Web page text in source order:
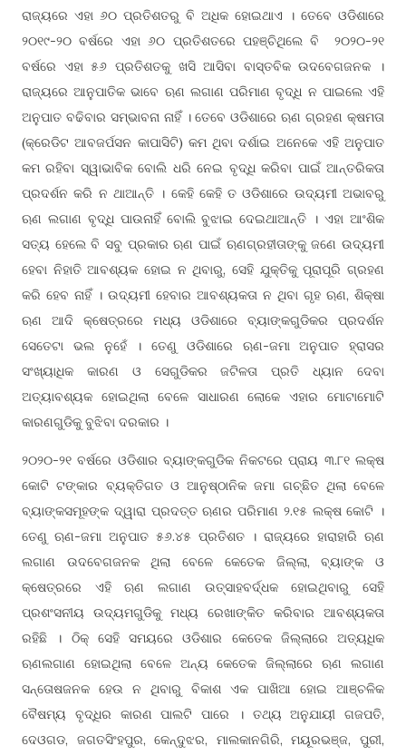
ରାଜ୍ୟରେ ଏହା ୬୦ ପ୍ରତିଶତରୁ ବି ଅଧିକ ହୋଇଥାଏ । ତେବେ ଓଡିଶାରେ
୨୦୧୯-୨୦ ବର୍ଷରେ ଏହା ୬୦ ପ୍ରତିଶତରେ ପହଞ୍ଚିଥିଲେ ବି ୨୦୨୦-୨୧
ବର୍ଷରେ ଏହା ୫୬ ପ୍ରତିଶତକୁ ଖସି ଆସିବା ବାସ୍ତବିକ ଉଦବେଗଜନକ ।
ରାଜ୍ୟରେ ଆନୁପାତିକ ଭାବେ ଋଣ ଲଗାଣ ପରିମାଣ ବୃଦ୍ଧି ନ ପାଇଲେ ଏହି
ଅନୁପାତ ବଢିବାର ସମ୍ଭାବନା ନାହିଁ । ତେବେ ଓଡିଶାରେ ଋଣ ଗ୍ରହଣ କ୍ଷମତା
(କ୍ରେଡିଟ ଆବଜର୍ପସନ କାପାସିଟି) କମ ଥିବା ଦର୍ଶାଇ ଅନେକେ ଏହି ଅନୁପାତ
କମ ରହିବା ସ୍ୱାଭାବିକ ବୋଲି ଧରି ନେଇ ବୃଦ୍ଧି କରିବା ପାଇଁ ଆନ୍ତରିକତା
ପ୍ରଦର୍ଶନ କରି ନ ଥାଆନ୍ତି । କେହି କେହି ତ ଓଡିଶାରେ ଉଦ୍ୟମୀ ଅଭାବରୁ
ଋଣ ଲଗାଣ ବୃଦ୍ଧି ପାଉନାହିଁ ବୋଲି ବୁଝାଇ ଦେଇଥାଆନ୍ତି । ଏହା ଆଂଶିକ
ସତ୍ୟ ହେଲେ ବି ସବୁ ପ୍ରକାର ଋଣ ପାଇଁ ଋଣଗ୍ରହୀତାଙ୍କୁ ଜଣେ ଉଦ୍ୟମୀ
ହେବା ନିହାତି ଆବଶ୍ୟକ ହୋଇ ନ ଥିବାରୁ, ସେହି ଯୁକ୍ତିକୁ ପୂରାପୂରି ଗ୍ରହଣ
କରି ହେବ ନାହିଁ । ଉଦ୍ୟମୀ ହେବାର ଆବଶ୍ୟକତା ନ ଥିବା ଗୃହ ଋଣ, ଶିକ୍ଷା
ଋଣ ଆଦି କ୍ଷେତ୍ରରେ ମଧ୍ୟ ଓଡିଶାରେ ବ୍ୟାଙ୍କଗୁଡିକର ପ୍ରଦର୍ଶନ
ସେତେଟା ଭଲ ନୁହେଁ । ତେଣୁ ଓଡିଶାରେ ଋଣ-ଜମା ଅନୁପାତ ହ୍ରାସର
ସଂଖ୍ୟାଧିକ କାରଣ ଓ ସେଗୁଡିକର ଜଟିଳତା ପ୍ରତି ଧ୍ୟାନ ଦେବା
ଅତ୍ୟାବଶ୍ୟକ ହୋଇଥିଲା ବେଳେ ସାଧାରଣ ଲୋକେ ଏହାର ମୋଟାମୋଟି
କାରଣଗୁଡିକୁ ବୁଝିବା ଦରକାର ।
୨୦୨୦-୨୧ ବର୍ଷରେ ଓଡିଶାର ବ୍ୟାଙ୍କଗୁଡିକ ନିକଟରେ ପ୍ରାୟ ୩.୮୧ ଲକ୍ଷ
କୋଟି ଟଙ୍କାର ବ୍ୟକ୍ତିଗତ ଓ ଆନୁଷ୍ଠାନିକ ଜମା ଗଚ୍ଛିତ ଥିଲା ବେଳେ
ବ୍ୟାଙ୍କସମୂହଙ୍କ ଦ୍ୱାରା ପ୍ରଦତ୍ତ ଋଣର ପରିମାଣ ୨.୧୫ ଲକ୍ଷ କୋଟି ।
ତେଣୁ ଋଣ-ଜମା ଅନୁପାତ ୫୬.୪୫ ପ୍ରତିଶତ । ରାଜ୍ୟରେ ହାରାହାରି ଋଣ
ଲଗାଣ ଉଦବେଗଜନକ ଥିଲା ବେଳେ କେତେକ ଜିଲ୍ଲା, ବ୍ୟାଙ୍କ ଓ
କ୍ଷେତ୍ରରେ ଏହି ଋଣ ଲଗାଣ ଉତ୍ସାହବର୍ଦ୍ଧକ ହୋଇଥିବାରୁ ସେହି
ପ୍ରଶଂସନୀୟ ଉଦ୍ୟମଗୁଡିକୁ ମଧ୍ୟ ରେଖାଙ୍କିତ କରିବାର ଆବଶ୍ୟକତା
ରହିଛି । ଠିକ୍ ସେହି ସମୟରେ ଓଡିଶାର କେତେକ ଜିଲ୍ଲାରେ ଅତ୍ୟଧିକ
ଋଣଲଗାଣ ହୋଇଥିଲା ବେଳେ ଅନ୍ୟ କେତେକ ଜିଲ୍ଲାରେ ଋଣ ଲଗାଣ
ସନ୍ତୋଷଜନକ ହେଉ ନ ଥିବାରୁ ବିକାଶ ଏକ ପାଖିଆ ହୋଇ ଆଞ୍ଚଳିକ
ବୈଷମ୍ୟ ବୃଦ୍ଧିର କାରଣ ପାଲଟି ପାରେ । ତଥ୍ୟ ଅନୁଯାୟୀ ଗଜପତି,
ଦେଓଗଡ, ଜଗତସିଂହପୁର, କେନ୍ଦୁଝର, ମାଲକାନଗିରି, ମୟୂରଭଞ୍ଜ, ପୁରୀ,